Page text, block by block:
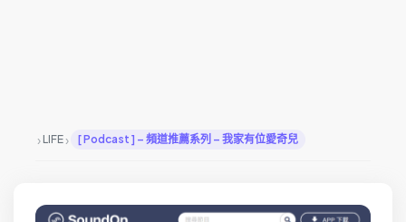
›LIFE › [ Podcast ] – 頻道推薦系列 – 我家有位愛奇兒